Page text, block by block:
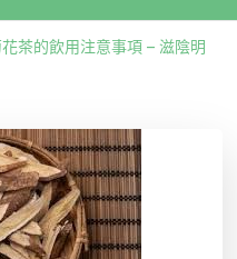
茶的飲用注意事項 – 滋陰明